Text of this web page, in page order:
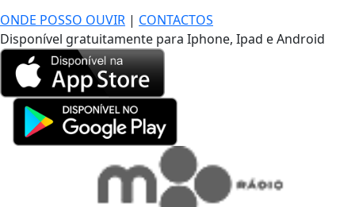
ONDE POSSO OUVIR | CONTACTOS
Disponível gratuitamente para Iphone, Ipad e Android